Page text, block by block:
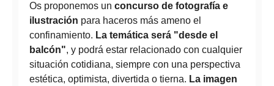
Os proponemos un concurso de fotografía e
ilustración para haceros más ameno el
confinamiento. La temática será "desde el
balcón", y podrá estar relacionado con cualquier
situación cotidiana, siempre con una perspectiva
estética, optimista, divertida o tierna. La imagen